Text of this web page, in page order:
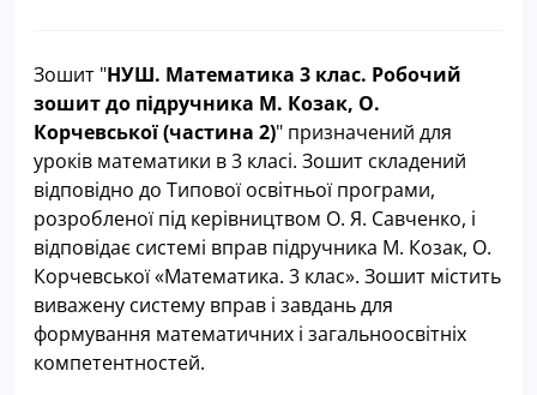
Зошит "НУШ. Математика 3 клас. Робочий
зошит до підручника М. Козак, О.
Корчевської (частина 2)" призначений для
уроків математики в 3 класі. Зошит складений
відповідно до Типової освітньої програми,
розробленої під керівництвом О. Я. Савченко, і
відповідає системі вправ підручника М. Козак, О.
Корчевської«Математика. 3 клас». Зошит містить
виважену систему вправ і завдань для
формування математичних і загальноосвітніх
компетентностей.